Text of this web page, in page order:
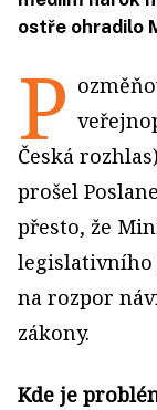
ostře ohradilo
P
Česká
prošel
přesto, že
legislativního
na rozpor
zákony.
Kde je